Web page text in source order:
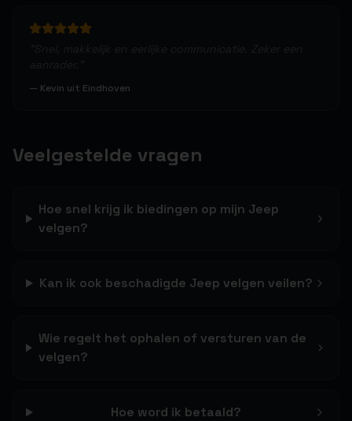
— Kevin uit Eindhoven
Veelgestelde vragen
Hoe snel krijg ik biedingen op mijn Jeep
velgen?
Kan ik ook beschadigde Jeep velgen veilen?
Wie regelt het ophalen of versturen van de
velgen?
Hoe word ik betaald?